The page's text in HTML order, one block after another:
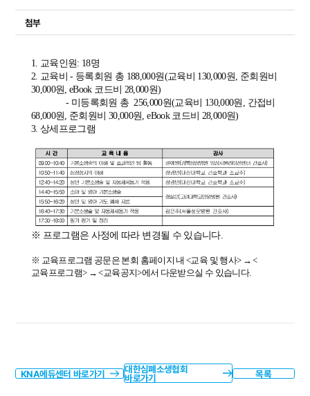
첨부
1. 교육인원: 18명
2. 교육비- 등록회원 총 188,000원(교육비 130,000원, 준회원비
30,000원, eBook 코드비 28,000원)
- 미등록회원 총 256,000원(교육비 130,000원 , 간접비
68,000원, 준회원비 30,000원, eBook 코드비 28,000원)
3. 상세프로그램
※ 프로그램은 사정에 따라 변경될 수 있습니다.
※ 교육프로그램 공문은 본회 홈페이지 내<교육 및 행사> →<
교육프로그램> →<교육공지>에서 다운받으실 수 있습니다.
KNA에듀센터 바로가기 대한심폐소생협회
바로가기 목록